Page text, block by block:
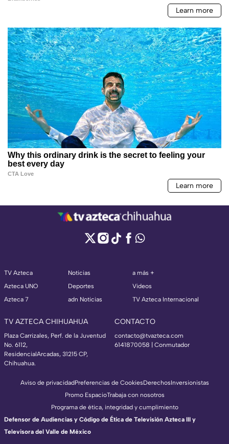
TV Azteca
Azteca UNO
Azteca 7
Noticias
Deportes
adn Noticias
a más +
Videos
TV Azteca Internacional
TV AZTECA CHIHUAHUA
Plaza Carrizales, Perf. de la Juventud
No. 6112,
ResidencialArcadas, 31215 CP,
Chihuahua.
CONTACTO
contacto@tvazteca.com
6141870058 | Conmutador
Aviso de privacidadPreferencias de CookiesDerechosInversionistas
Promo EspacioTrabaja con nosotros
Programa de ética, integridad y cumplimiento
Defensor de Audiencias y Código de Ética de Televisión Azteca III y
Televisora del Valle de México